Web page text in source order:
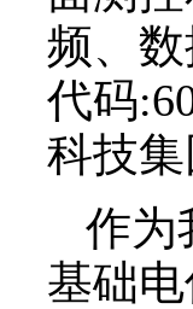
频、
代码
科技
作为
基础